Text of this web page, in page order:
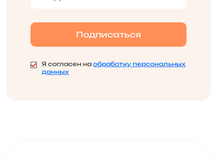
Я согласен наобработку персональных
данных